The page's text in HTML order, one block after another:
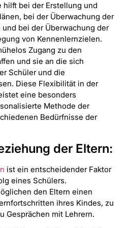
bei der Erstellung und
bei der Überwachung der
bei der Überwachung der
von Kennenlernzielen.
Zugang zu den
und sie an die sich
Schüler und die
Diese Flexibilität in der
eine besonders
Methode der
Bedürfnisse der
der Eltern:
ist ein entscheidender Faktor
eines Schülers.
den Eltern einen
ihres Kindes, zu
Gesprächen mit Lehrern.